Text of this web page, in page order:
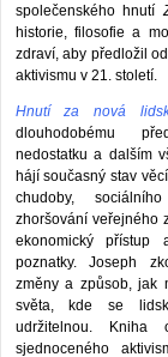
společenského hnutí
historie, filosofie a
zdraví, aby předložil
aktivismu v 21. století.
Hnutí za nová
dlouhodobému
nedostatku a dalším
hájí současný stav
chudoby,
zhoršování veřejného
ekonomický přístup
poznatky. Joseph
změny a způsob, jak
světa, kde se
udržitelnou. Kniha
sjednoceného